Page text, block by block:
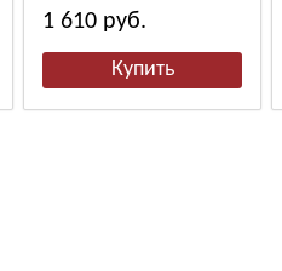
1 610 руб.